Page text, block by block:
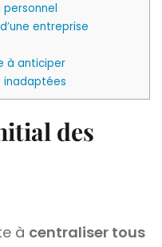
personnel
entreprise
à anticiper
inadaptées
des
à centraliser tous